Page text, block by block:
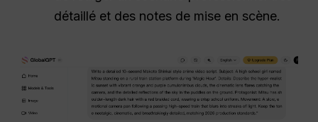
détaillé et des notes de mise en scène.